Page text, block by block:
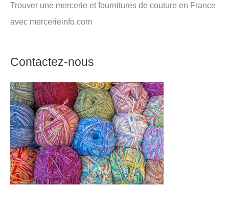
Trouver une mercerie et fournitures de couture en France
avec mercerieinfo.com
Contactez-nous